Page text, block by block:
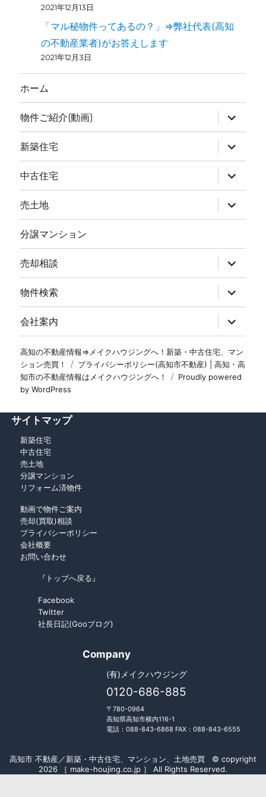
2021年12月13日
「マル秘物件ってあるの？」⇒弊社代表(高知
の不動産業者)がお答えします
2021年12月3日
ホーム
物件ご紹介(動画)
新築住宅
中古住宅
売土地
分譲マンション
売却相談
物件検索
会社案内
高知の不動産情報⇒メイクハウジングへ！新築・中古住宅、マン
ション売買！
プライバシーポリシー(高知市不動産) | 高知・高
知市の不動産情報はメイクハウジングへ！
Proudly powered
by WordPress
サイトマップ
新築住宅
中古住宅
売土地
分譲マンション
リフォーム済物件
動画で物件ご案内
売却(買取)相談
プライバシーポリシー
会社概要
お問い合わせ
『トップへ戻る』
Facebook
Twitter
社長日記(Gooブログ)
Company
(有)メイクハウジング
0120-686-885
〒780-0964
高知県高知市横内116-1
電話：088-843-6868 FAX：088-843-6555
高知市 不動産／新築・中古住宅、マンション、土地売買 © copyright
2026 ［ make-houjing.co.jp ］ All Rights Reserved.
Fudousan Plugin Ver.5.7.0